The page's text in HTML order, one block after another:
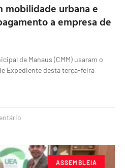
mobilidade urbana e
a empresa de
de Manaus (CMM) usaram o
Expediente desta terça-feira
ASSEMBLEIA